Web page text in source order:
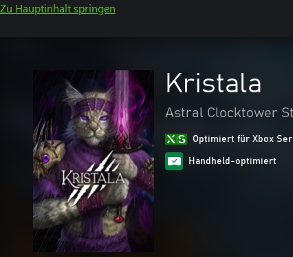
Zu Hauptinhalt springen
Kristala
Astral Clocktower
Optimiert für Xbox
Handheld-optimiert